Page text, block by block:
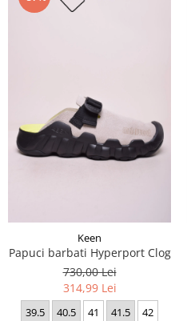
Keen
Papuci barbati Hyperport Clog
730,00 Lei
314,99 Lei
39.5 40.5 41 41.5
42